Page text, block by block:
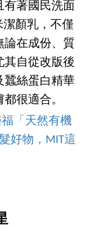
有著國民洗面
潔顏乳，不僅
論在成份、質
其自從改版後
蠶絲蛋白精華
很適合。
「天然有機
好物，MIT這